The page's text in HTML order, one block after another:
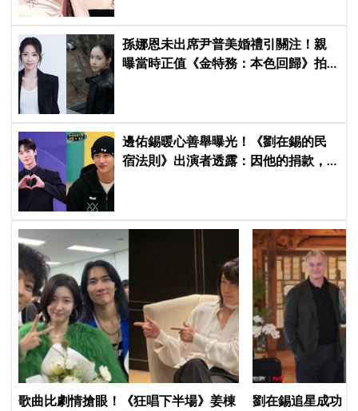
孫娜恩未出席尹普美婚禮引關注！親
曝當時正值《金特務：本色回歸》拍
邊佑錫暖心善舉曝光！《劉在錫的民
宿法則》出演者透露：因他的捐款，
歌曲比劇情搶眼！《狂唱下半場》姜棟
劉在錫追星成功